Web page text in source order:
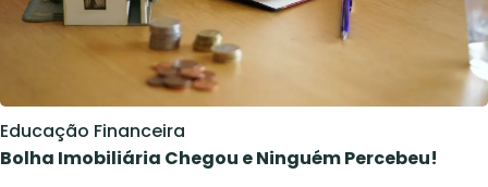
Educação Financeira
Bolha Imobiliária Chegou e Ninguém Percebeu!